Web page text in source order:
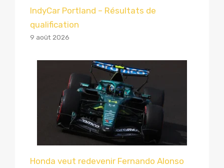
IndyCar Portland – Résultats de
qualification
9 août 2026
Honda veut redevenir Fernando Alonso